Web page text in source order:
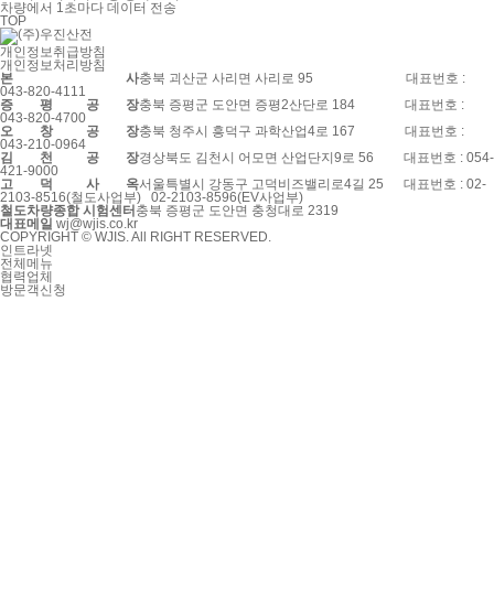
차량에서 1초마다 데이터 전송
TOP
개인정보취급방침
개인정보처리방침
본
사충북 괴산군 사리면 사리로 95
대표번호 :
043-820-4111
증
평 공 장충북 증평군 도안면 증평2산단로 184 대표번호 :
043-820-4700
오
창 공 장충북 청주시 흥덕구 과학산업4로 167 대표번호 :
043-210-0964
김
천 공 장경상북도 김천시 어모면 산업단지9로 56 대표번호 : 054-
421-9000
고
덕 사 옥서울특별시 강동구 고덕비즈밸리로4길 25 대표번호 : 02-
2103-8516(철도사업부) 02-2103-8596(EV사업부)
철도차량종합 시험센터 충북 증평군 도안면 충청대로 2319
대표메일 wj@wjis.co.kr
COPYRIGHT © WJIS. All RIGHT RESERVED.
인트라넷
전체메뉴
협력업체
방문객신청